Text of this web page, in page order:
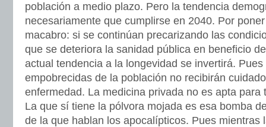
población a medio plazo. Pero la tendencia
necesariamente que cumplirse en 2040. Por
macabro: si se continúan precarizando las
que se deteriora la sanidad pública en beneficio
actual tendencia a la longevidad se invertirá.
empobrecidas de la población no recibirán
enfermedad. La medicina privada no es apta para
La que sí tiene la pólvora mojada es esa bomba
de la que hablan los apocalípticos. Pues mientras